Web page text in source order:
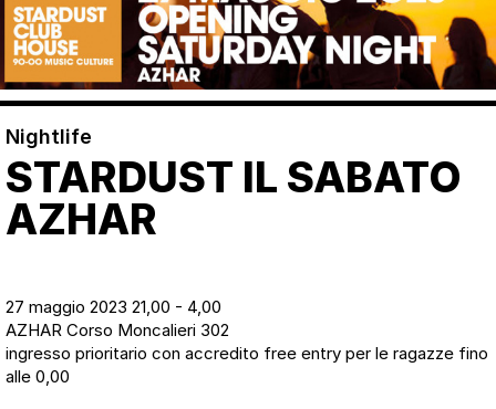
Nightlife
STARDUST IL SABATO
AZHAR
27 maggio 2023 21,00 - 4,00
AZHAR Corso Moncalieri 302
ingresso prioritario con accredito free entry per le ragazze fino
alle 0,00